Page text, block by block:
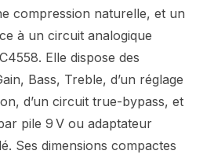
compression naturelle, et un
à un circuit analogique
Elle dispose des
Bass, Treble, d’un réglage
d’un circuit true-bypass, et
pile 9 V ou adaptateur
Ses dimensions compactes